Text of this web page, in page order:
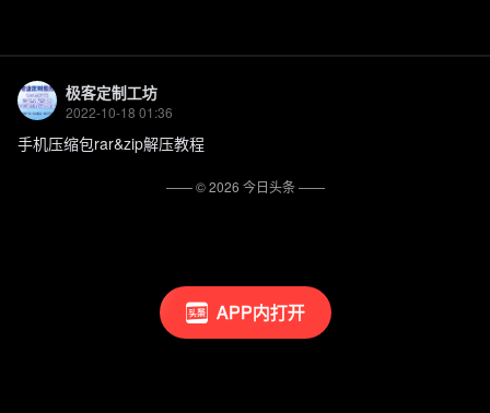
APP内打开
极客定制工坊
2022-10-18 01:36
手机压缩包rar&zip解压教程
—— ©2026 今日头条——